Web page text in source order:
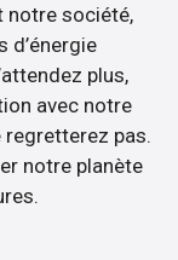
notre société,
d’énergie
plus,
avec notre
pas.
notre planète